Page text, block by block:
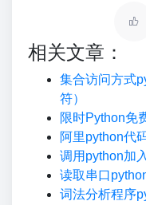
相关文章：
集合访问方式
符）
限时Python免
阿里python代
调用python加
读取串口
词法分析程序